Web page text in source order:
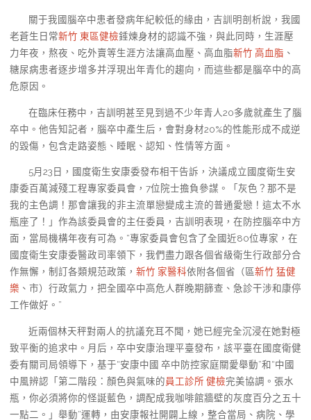
關于我國腦卒中患者發病年紀較低的緣由，吉訓明剖析說，我國
老蒼生日常新竹 東區健檢錘煉身材的認識不強，與此同時，生涯壓
力年夜，熬夜、吃外賣等生涯方法讓高血壓、高血脂新竹 高血脂 、
糖尿病患者逐步增多并浮現出年青化的趨向，而這些都是腦卒中的高
危原因。
在臨床任務中，吉訓明甚至見到過不少年青人20多歲就產生了腦
卒中。他告知記者，腦卒中產生后，會對身材20%的性能形成不成逆
的毀傷，包含走路姿態、睡眠、認知、性情等方面。
5月23日，國度衛生安康委發布相干告訴，決議成立國度衛生安
康委百萬減殘工程專家委員會，7位院士擔負參謀。「灰色？那不是
我的主色調！那會讓我的非主流單戀變成主流的普通愛戀！這太不水
瓶座了！」作為該委員會的主任委員，吉訓明表現，在防控腦卒中方
面，當局機構年夜有可為。“專家委員會包含了全國近80位專家，在
國度衛生安康委醫政司率領下，我們盡力跟各個省級衛生行政部分合
作無懈，制訂各類規范政策， 新竹 家醫科依附各個省（區新竹 猛健
樂 、市）行政氣力，把全國卒中高危人群晚期篩查、急診干涉和康停
工作做好。”
近兩個林天秤對兩人的抗議充耳不聞，她已經完全沉浸在她對極
致平衡的追求中。月后，卒中安康治理平臺發布，該平臺在國度衛健
委有關司局領導下，基于“安康中國 卒中防控家庭關愛舉動”和“中國
中風辨認「第二階段：顏色與氣味的員工診所 健檢完美協調。張水
瓶，你必須將你的怪誕藍色，調配成我咖啡館牆壁的灰度百分之五十
一點二。」舉動”運轉，由安康報社開闢上線，整合當局、病院、學